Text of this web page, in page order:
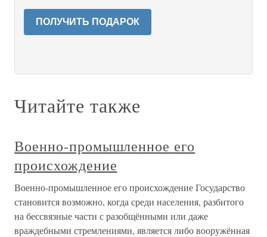
ПОЛУЧИТЬ ПОДАРОК
Читайте также
Военно-промышленное его
происхождение
Военно-промышленное его происхождение Государство
становится возможно, когда среди населения, разбитого
на бессвязные части с разобщёнными или даже
враждебными стремлениями, является либо вооружённая